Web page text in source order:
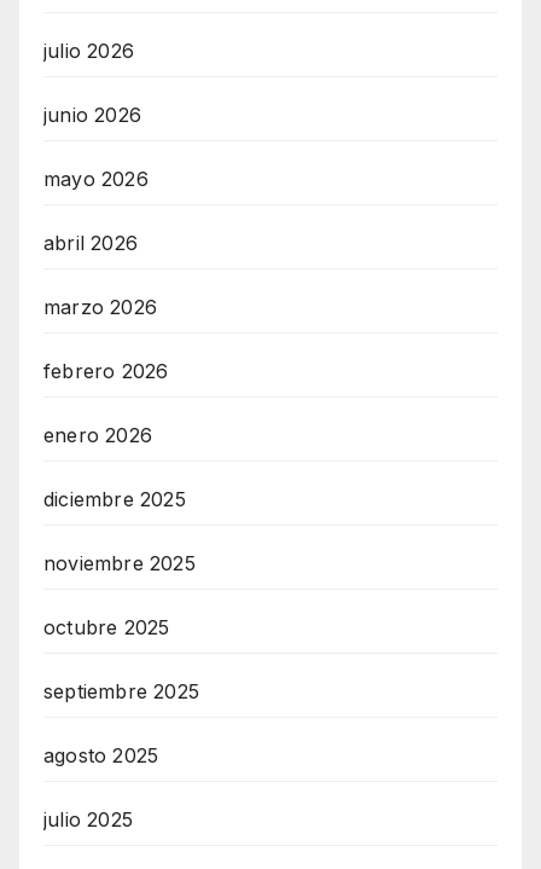
julio 2026
junio 2026
mayo 2026
abril 2026
marzo 2026
febrero 2026
enero 2026
diciembre 2025
noviembre 2025
octubre 2025
septiembre 2025
agosto 2025
julio 2025